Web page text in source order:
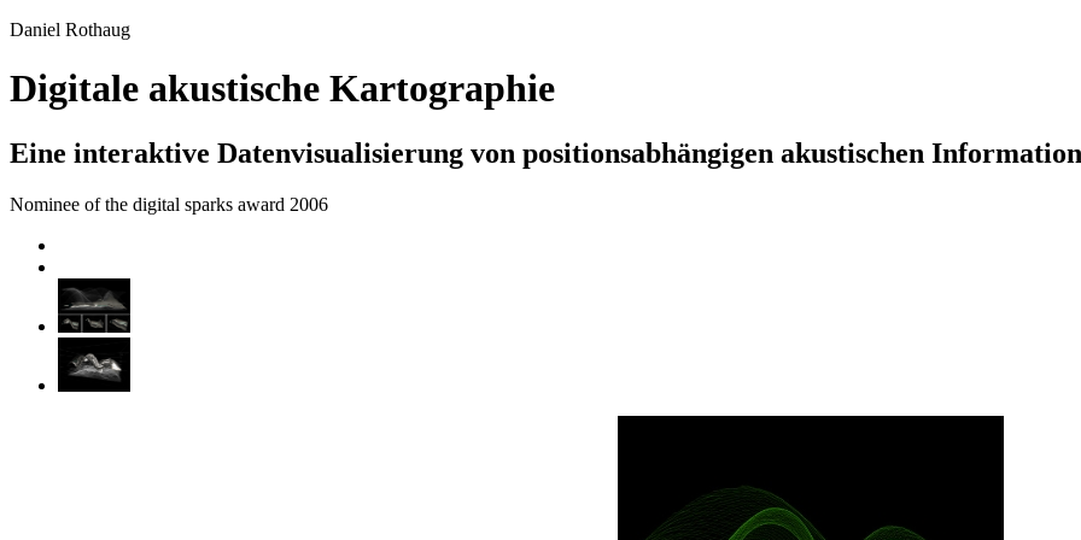
Daniel Rothaug
Digitale akustische Kartographie
Eine interaktive Datenvisualisierung von positionsabhängigen akustischen
Nominee of the digital sparks award 2006